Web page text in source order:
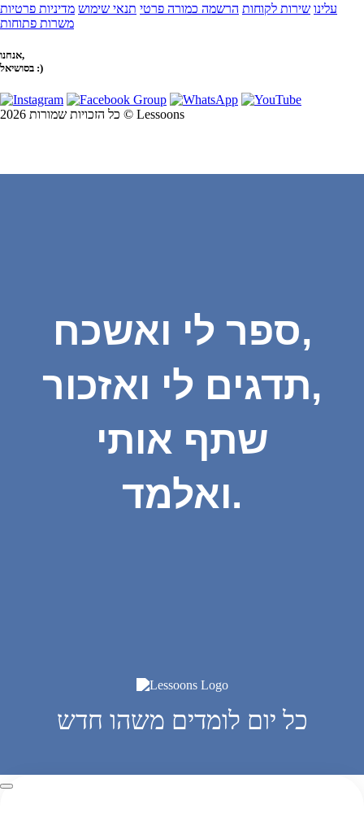
עלינו שירות לקוחות הרשמה כמורה פרטי תנאי שימוש מדיניות פרטיות
משרות פתוחות
אנחנו,
בסושיאל :)
כל הזכויות שמורות 2026 © Lessoons
ספר לי ואשכח,
תדגים לי ואזכור,
שתף אותי
ואלמד.
כל יום לומדים משהו חדש